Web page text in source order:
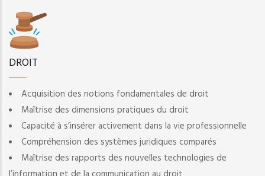
DROIT
Acquisition des notions fondamentales de droit
Maîtrise des dimensions pratiques du droit
Capacité à s’insérer activement dans la vie professionnelle
Compréhension des systèmes juridiques comparés
Maîtrise des rapports des nouvelles technologies de